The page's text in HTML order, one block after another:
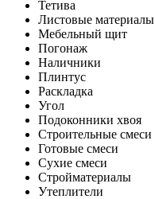
Тетива
Листовые материалы
Мебельный щит
Погонаж
Наличники
Плинтус
Раскладка
Угол
Подоконники хвоя
Строительные смеси
Готовые смеси
Сухие смеси
Стройматериалы
Утеплители